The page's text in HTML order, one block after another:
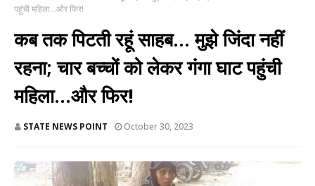
पहुंची महिला...और फिर!
कब तक पिटती रहूं साहब... मुझे जिंदा नहीं
रहना; चार बच्चों को लेकर गंगा घाट पहुंची
महिला...और फिर!
STATE NEWS POINT October 30, 2023